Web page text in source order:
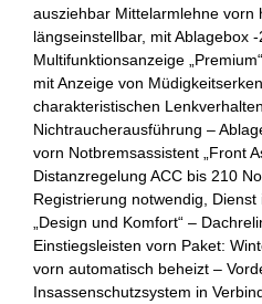
ausziehbar Mittelarmlehne vorn
längseinstellbar, mit Ablagebox
Multifunktionsanzeige
mit Anzeige von
charakteristischen
Nichtraucherausführung –
vorn Notbremsassistent „Front
Distanzregelung ACC bis 210
Registrierung notwendig,
„Design und Komfort“ –
Einstiegsleisten vorn Paket:
vorn automatisch beheizt –
Insassenschutzsystem in